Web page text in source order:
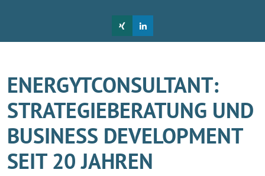
ENERGYTCONSULTANT:
STRATEGIEBERATUNG UND
BUSINESS DEVELOPMENT
SEIT 20 JAHREN